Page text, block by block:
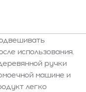
использования.
ручки
машине и
легко